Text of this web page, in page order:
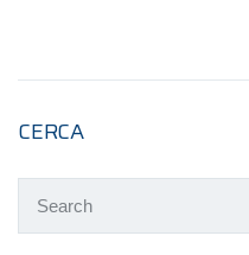
CERCA